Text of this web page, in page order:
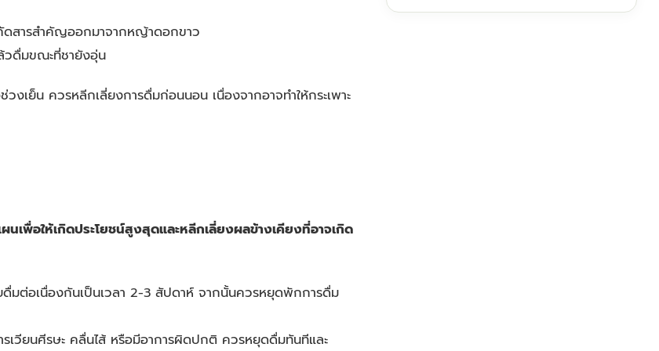
ดสารสำคัญออกมาจากหญ้าดอกขาว
วดื่มขณะที่ชายังอุ่น
เย็น ควรหลีกเลี่ยงการดื่มก่อนนอน เนื่องจากอาจทำให้กระเพาะ
เพื่อให้เกิดประโยชน์สูงสุดและหลีกเลี่ยงผลข้างเคียงที่อาจเกิด
มต่อเนื่องกันเป็นเวลา 2-3 สัปดาห์ จากนั้นควรหยุดพักการดื่ม
เวียนศีรษะ คลื่นไส้ หรือมีอาการผิดปกติ ควรหยุดดื่มทันทีและ